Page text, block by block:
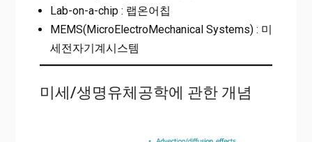
Lab-on-a-chip : 랩온어칩
MEMS(MicroElectroMechanical Systems) : 미
세전자기계시스템
미세/생명유체공학에 관한 개념